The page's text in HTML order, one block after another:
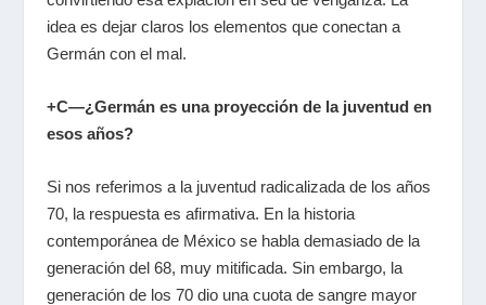
idea es dejar claros los elementos que conectan a
Germán con el mal.
+C—¿Germán es una proyección de la juventud en
esos años?
Si nos referimos a la juventud radicalizada de los años
70, la respuesta es afirmativa. En la historia
contemporánea de México se habla demasiado de la
generación del 68, muy mitificada. Sin embargo, la
generación de los 70 dio una cuota de sangre mayor